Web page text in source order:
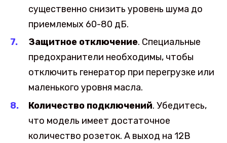
существенно снизить уровень шума до
приемлемых 60-80 дБ.
Защитное отключение. Специальные
предохранители необходимы, чтобы
отключить генератор при перегрузке или
маленького уровня масла.
Количество подключений. Убедитесь,
что модель имеет достаточное
количество розеток. А выход на 12В